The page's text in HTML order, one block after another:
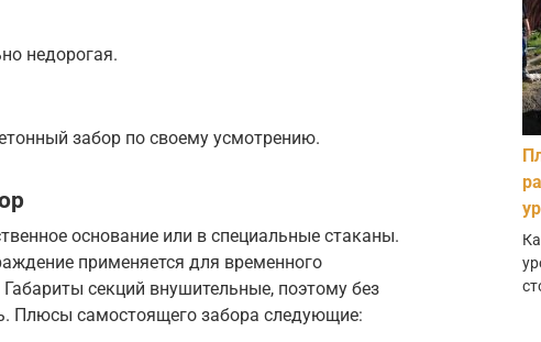
недорогая.
забор по своему усмотрению.
основание или в специальные стаканы.
применяется для временного
секций внушительные, поэтому без
Плюсы самостоящего забора следующие: